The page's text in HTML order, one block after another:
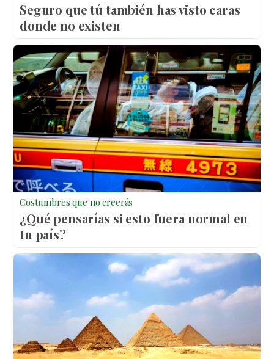
Seguro que tú también has visto caras
donde no existen
Costumbres que no creerás
¿Qué pensarías si esto fuera normal en
tu país?